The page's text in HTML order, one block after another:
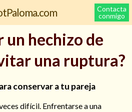
Contacta
conmigo
un hechizo de
una ruptura?
conservar a tu pareja
difícil. Enfrentarse a una